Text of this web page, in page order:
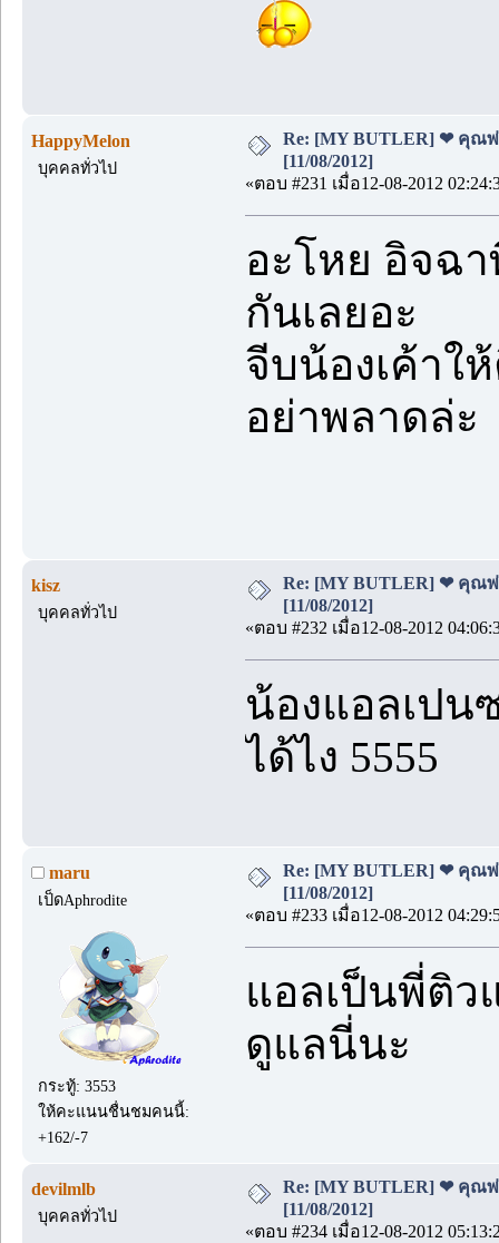
HappyMelon
บุคคลทั่วไป
Re: [MY BUTLER] ❤ คุณพ่
[11/08/2012]
«ตอบ #231 เมื่อ12-08-2012
อะโหย อิจฉ
กันเลยอะ
จีบน้องเค้าใ
อย่าพลาดล่ะ
kisz
บุคคลทั่วไป
Re: [MY BUTLER] ❤ คุณพ่
[11/08/2012]
«ตอบ #232 เมื่อ12-08-2012
น้องแอลเปน
ได้ไง 5555
maru
เป็ดAphrodite
กระทู้: 3553
ให้คะแนนชื่นชมคนนี้:
+162/-7
Re: [MY BUTLER] ❤ คุณพ่
[11/08/2012]
«ตอบ #233 เมื่อ12-08-2012
แอลเป็นพี่ติว
ดูแลนี่นะ
devilmlb
บุคคลทั่วไป
Re: [MY BUTLER] ❤ คุณพ่
[11/08/2012]
«ตอบ #234 เมื่อ12-08-2012